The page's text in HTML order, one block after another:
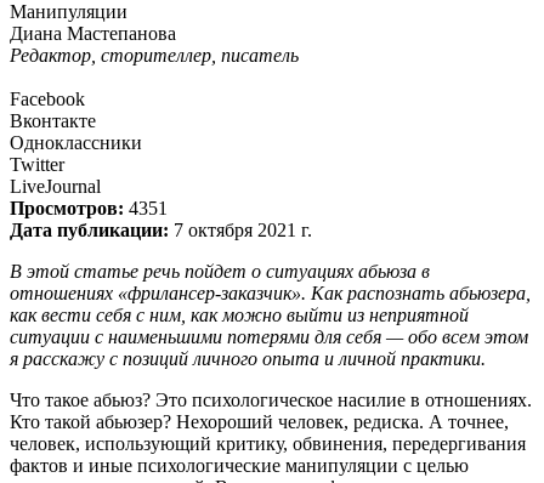
Манипуляции
Диана Мастепанова
Редактор, сторителлер, писатель
Facebook
Вконтакте
Одноклассники
Twitter
LiveJournal
Просмотров: 4351
Дата публикации: 7 октября 2021 г.
В этой статье речь пойдет о ситуациях абьюза в
отношениях «фрилансер-заказчик». Как распознать абьюзера,
как вести себя с ним, как можно выйти из неприятной
ситуации с наименьшими потерями для себя — обо всем этом
я расскажу с позиций личного опыта и личной практики.
Что такое абьюз? Это психологическое насилие в отношениях.
Кто такой абьюзер? Нехороший человек, редиска. А точнее,
человек, использующий критику, обвинения, передергивания
фактов и иные психологические манипуляции с целью